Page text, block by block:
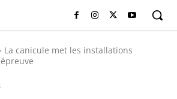
La canicule met les installations